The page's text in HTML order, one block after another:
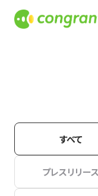
すべて
プレスリリース